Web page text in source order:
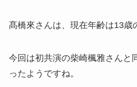
髙橋來さんは、現在年齢は13歳
今回は初共演の柴崎楓雅さんと
ったようですね。